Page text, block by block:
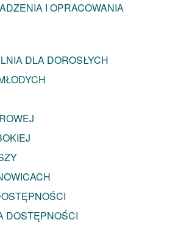
I OPRACOWANIA
DLA DOROSŁYCH
DOSTĘPNOŚCI